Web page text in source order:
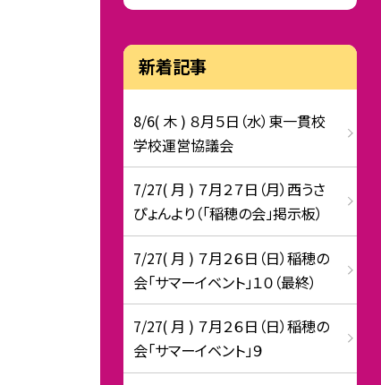
新着記事
8/6( 木 ) ８月５日（水）東一貫校
学校運営協議会
7/27( 月 ) ７月２７日（月）西うさ
ぴょんより（「稲穂の会」掲示板）
7/27( 月 ) ７月２６日（日）稲穂の
会「サマーイベント」１０（最終）
7/27( 月 ) ７月２６日（日）稲穂の
会「サマーイベント」９